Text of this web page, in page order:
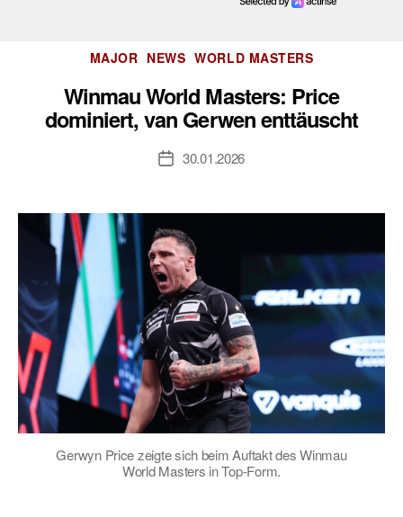
Kategorien
MAJOR NEWS WORLD MASTERS
Winmau World Masters: Price
dominiert, van Gerwen enttäuscht
Veröffentlichungsdatum
30.01.2026
Gerwyn Price zeigte sich beim Auftakt des Winmau
World Masters in Top-Form.